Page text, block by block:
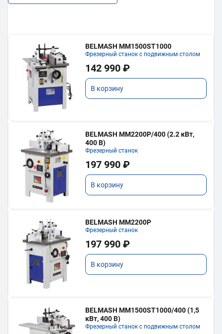
BELMASH MM1500ST1000
Фрезерный станок с подвижным столом
142 990 ₽
В корзину
BELMASH MM2200P/400 (2.2 кВт,
400 В)
Фрезерный станок
197 990 ₽
В корзину
BELMASH MM2200P
Фрезерный станок
197 990 ₽
В корзину
BELMASH MM1500ST1000/400 (1,5
кВт, 400 В)
Фрезерный станок с подвижным столом